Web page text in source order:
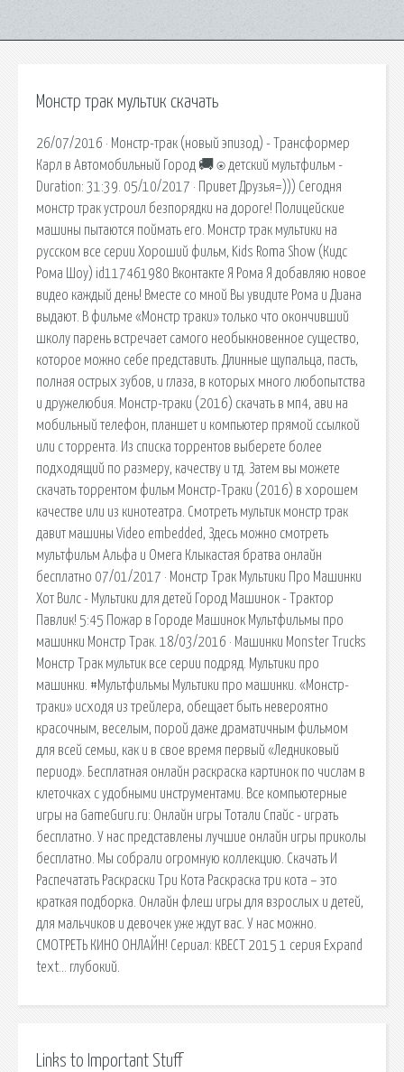
Монстр трак мультик скачать
26/07/2016 · Монстр-трак (новый эпизод) - Трансформер
Карл в Автомобильный Город 🚚 ⍟ детский мультфильм -
Duration: 31:39. 05/10/2017 · Привет Друзья=))) Сегодня
монстр трак устроил безпорядки на дороге! Полицейские
машины пытаются поймать его. Монстр трак мультики на
русском все серии Хороший фильм, Kids Roma Show (Кидс
Рома Шоу) id117461980 Вконтакте Я Рома Я добавляю новое
видео каждый день! Вместе со мной Вы увидите Рома и Диана
выдают. В фильме «Монстр траки» только что окончивший
школу парень встречает самого необыкновенное существо,
которое можно себе представить. Длинные щупальца, пасть,
полная острых зубов, и глаза, в которых много любопытства
и дружелюбия. Монстр-траки (2016) скачать в мп4, ави на
мобильный телефон, планшет и компьютер прямой ссылкой
или с торрента. Из списка торрентов выберете более
подходящий по размеру, качеству и тд. Затем вы можете
скачать торрентом фильм Монстр-Траки (2016) в хорошем
качестве или из кинотеатра. Смотреть мультик монстр трак
давит машины Video embedded, Здесь можно смотреть
мультфильм Альфа и Омега Клыкастая братва онлайн
бесплатно 07/01/2017 · Монстр Трак Мультики Про Машинки
Хот Вилс - Мультики для детей Город Машинок - Трактор
Павлик! 5:45 Пожар в Городе Машинок Мультфильмы про
машинки Монстр Трак. 18/03/2016 · Машинки Monster Trucks
Монстр Трак мультик все серии подряд. Мультики про
машинки. #Мультфильмы Мультики про машинки. «Монстр-
траки» исходя из трейлера, обещает быть невероятно
красочным, веселым, порой даже драматичным фильмом
для всей семьи, как и в свое время первый «Ледниковый
период». Бесплатная онлайн раскраска картинок по числам в
клеточках с удобными инструментами. Все компьютерные
игры на GameGuru.ru: Онлайн игры Тотали Спайс - играть
бесплатно. У нас представлены лучшие онлайн игры приколы
бесплатно. Мы собрали огромную коллекцию. Скачать И
Распечатать Раскраски Три Кота Раскраска три кота – это
краткая подборка. Онлайн флеш игры для взрослых и детей,
для мальчиков и девочек уже ждут вас. У нас можно.
СМОТРЕТЬ КИНО ОНЛАЙН! Сериал: КВЕСТ 2015 1 серия Expand
text… глубокий.
Links to Important Stuff